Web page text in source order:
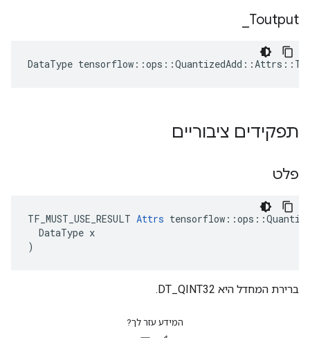
Toutput
DataType
תפקידים ציבוריים
פלט
TF_MUST_USE_RESULT Attrs
  DataType x
)
ברירת המחדל היא DT_QINT32.
המידע עזר לך?